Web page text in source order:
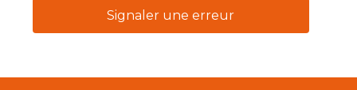
Signaler une erreur